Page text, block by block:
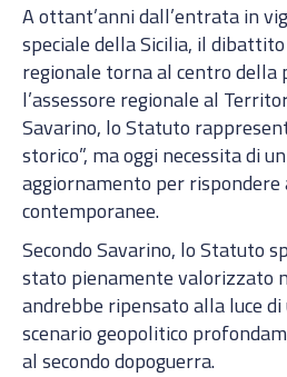
A ottant’anni dall’entrata in
speciale della Sicilia, il
regionale torna al centro della
l’assessore regionale al
Savarino, lo Statuto
storico”, ma oggi necessita di
aggiornamento per rispondere
contemporanee.
Secondo Savarino, lo Statuto
stato pienamente valorizzato
andrebbe ripensato alla luce di
scenario geopolitico
al secondo dopoguerra.